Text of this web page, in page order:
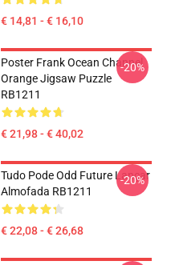
€ 14,81 - € 16,10
Poster Frank Ocean Channel
Orange Jigsaw Puzzle
RB1211
€ 21,98 - € 40,02
-20%
Tudo Pode Odd Future Lançar
Almofada RB1211
€ 22,08 - € 26,68
-20%